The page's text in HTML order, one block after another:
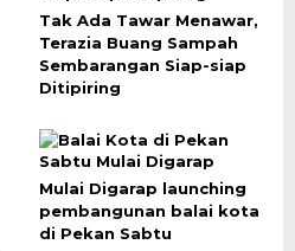
Tak Ada Tawar Menawar,
Terazia Buang Sampah
Sembarangan Siap-siap
Ditipiring
Mulai Digarap launching
pembangunan balai kota
di Pekan Sabtu